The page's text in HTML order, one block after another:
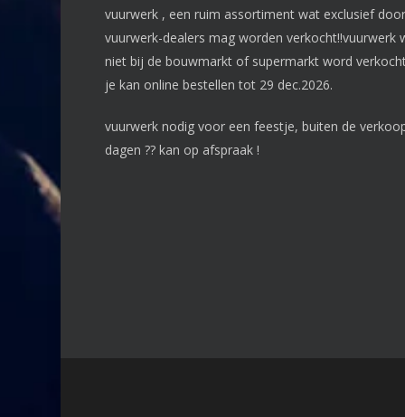
vuurwerk , een ruim assortiment wat exclusief
vuurwerk-dealers mag worden verkocht!!vuurwerk
niet bij de bouwmarkt of supermarkt word
je kan online bestellen tot 29 dec.2026.
vuurwerk nodig voor een feestje, buiten de
dagen ?? kan op afspraak !